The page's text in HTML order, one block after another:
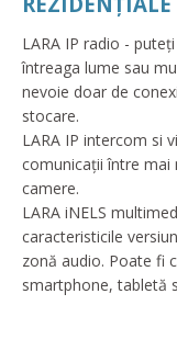
LARA IP radio -
întreaga lume sau
nevoie doar de
stocare.
LARA IP intercom si
comunicații între mai
camere.
LARA iNELS
caracteristicile
zonă audio. Poate fi
smartphone, tabletă